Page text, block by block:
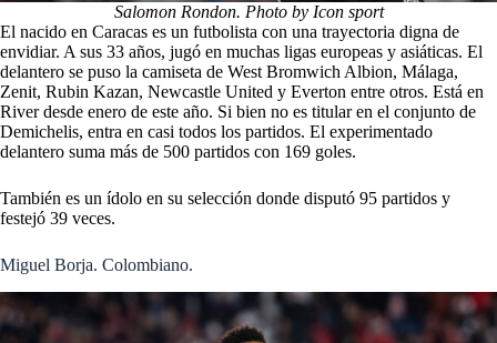
Salomon Rondon. Photo by Icon sport
El nacido en Caracas es un futbolista con una trayectoria digna de
envidiar. A sus 33 años, jugó en muchas ligas europeas y asiáticas. El
delantero se puso la camiseta de West Bromwich Albion, Málaga,
Zenit, Rubin Kazan, Newcastle United y Everton entre otros. Está en
River desde enero de este año. Si bien no es titular en el conjunto de
Demichelis, entra en casi todos los partidos. El experimentado
delantero suma más de 500 partidos con 169 goles.
También es un ídolo en su selección donde disputó 95 partidos y
festejó 39 veces.
Miguel Borja. Colombiano.